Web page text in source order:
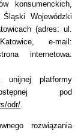
konsumenckich,
Wojewódzki
(adres: ul.
e-mail:
internetowa:
unijnej platformy
pod
odr/.
rozwiązania